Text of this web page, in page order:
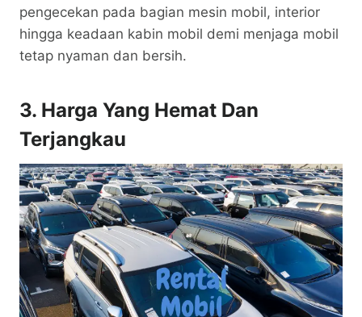
pengecekan pada bagian mesin mobil, interior
hingga keadaan kabin mobil demi menjaga mobil
tetap nyaman dan bersih.
3. Harga Yang Hemat Dan
Terjangkau